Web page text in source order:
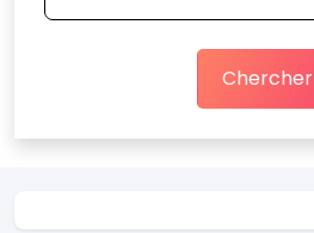
Chercher